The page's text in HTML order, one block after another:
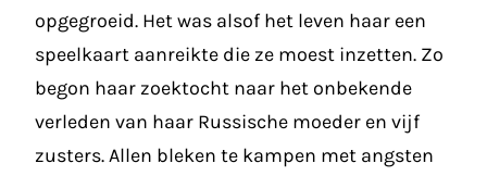
opgegroeid. Het was alsof het leven haar een
speelkaart aanreikte die ze moest inzetten. Zo
begon haar zoektocht naar het onbekende
verleden van haar Russische moeder en vijf
zusters. Allen bleken te kampen met angsten